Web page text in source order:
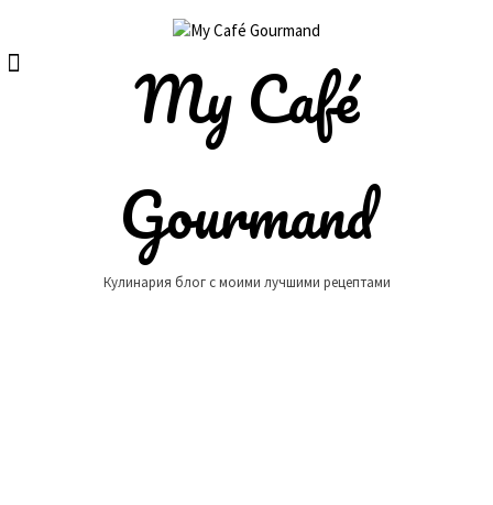
content
My Café
Gourmand
Кулинария блог с моими лучшими рецептами